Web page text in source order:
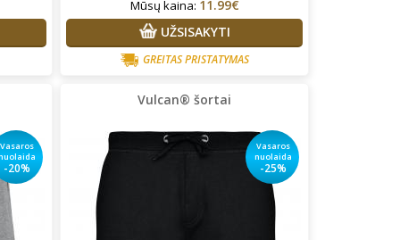
Mūsų kaina: 11.99€
UŽSISAKYTI
GREITAS PRISTATYMAS
Vasaros
-20%
Vulcan® šortai
Vasaros
nuolaida
-25%